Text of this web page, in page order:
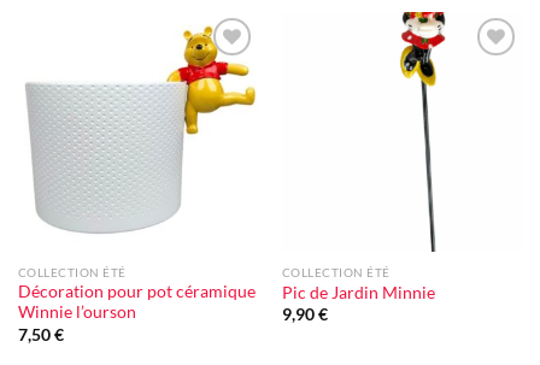
Ajouter
à la liste
d'envie
COLLECTION ÉTÉ
Décoration pour pot céramique
Winnie l’ourson
7,50€
COLLECTION ÉTÉ
Pic de Jardin Minnie
9,90€